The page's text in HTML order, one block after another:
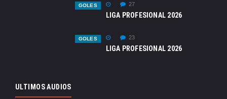
GOLES 27
LIGA PROFESIONAL 2026
GOLES 23
LIGA PROFESIONAL 2026
ULTIMOS AUDIOS